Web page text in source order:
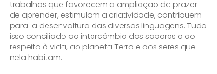
trabalhos que favorecem a ampliação do prazer
de aprender, estimulam a criatividade, contribuem
para a desenvoltura das diversas linguagens. Tudo
isso conciliado ao intercâmbio dos saberes e ao
respeito à vida, ao planeta Terra e aos seres que
nela habitam.